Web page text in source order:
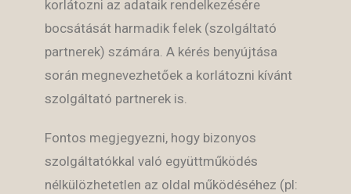
korlátozni az adataik rendelkezésére
bocsátását harmadik felek (szolgáltató
partnerek) számára. A kérés benyújtása
során megnevezhetőek a korlátozni kívánt
szolgáltató partnerek is.
Fontos megjegyezni, hogy bizonyos
szolgáltatókkal való együttműködés
nélkülözhetetlen az oldal működéséhez (pl: